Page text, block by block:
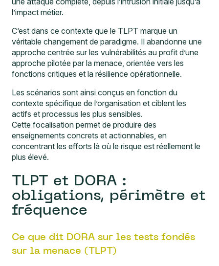
l’impact métier.
C’est dans ce contexte que le TLPT marque un
véritable changement de paradigme. Il abandonne une
approche centrée sur les vulnérabilités au profit d’une
approche pilotée par la menace, orientée vers les
fonctions critiques et la résilience opérationnelle.
Les scénarios sont ainsi conçus en fonction du
contexte spécifique de l’organisation et ciblent les
actifs et processus les plus sensibles.
Cette focalisation permet de produire des
enseignements concrets et actionnables, en
concentrant les efforts là où le risque est réellement le
plus élevé.
TLPT et DORA :
obligations, périmètre et
fréquence
Ce que dit DORA sur les tests fondés
sur la menace (TLPT)